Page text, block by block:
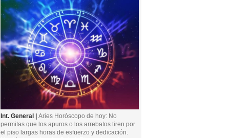
Int. General | Aries Horóscopo de hoy: No
permitas que los apuros o los arrebatos tiren por
el piso largas horas de esfuerzo y dedicación.